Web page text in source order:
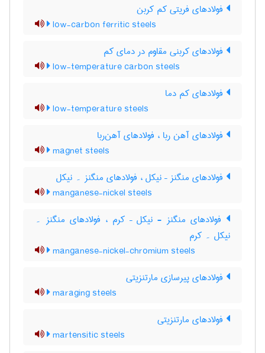
فولادهای فریتی کم کربن
low-carbon ferritic steels
فولادهای کربنی مقاوم در دمای کم
low-temperature carbon steels
فولادهای کم دما
low-temperature steels
فولادهای آهن ربا ، فولادهای آهن‌ربا
magnet steels
فولادهای منگنز – نیکل ، فولادهای منگنز ۔ نیکل
manganese-nickel steels
فولادهای منگنز - نیکل – کرم ، فولادهای منگنز ۔
نیکل ۔ کرم
manganese-nickel-chromium steels
فولادهای پیرسازی مارتنزیتی
maraging steels
فولادهای مارتنزیتی
martensitic steels